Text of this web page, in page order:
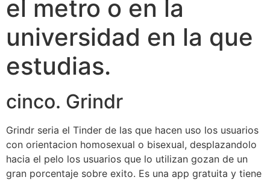
el metro o en la
universidad en la que
estudias.
cinco. Grindr
Grindr seri­a el Tinder de las que hacen uso los usuarios
con orientacion homosexual o bisexual, desplazandolo
hacia el pelo los usuarios que lo utilizan gozan de un
gran porcentaje sobre exito. Es una app gratuita y tiene